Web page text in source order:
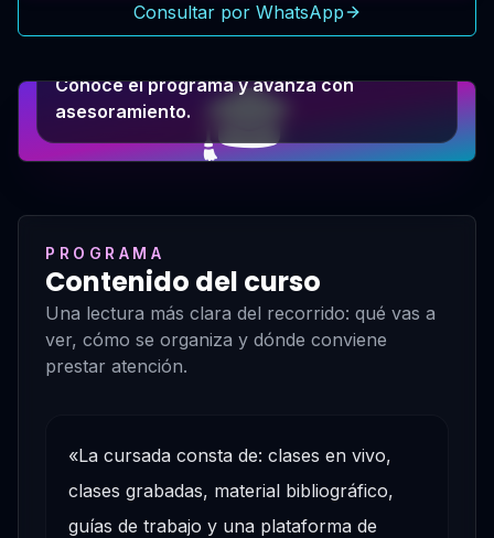
Consultar por WhatsApp
🎓
Conocé el programa y avanzá con
asesoramiento.
PROGRAMA
Contenido del curso
Una lectura más clara del recorrido: qué vas a
ver, cómo se organiza y dónde conviene
prestar atención.
«La cursada consta de: clases en vivo,
clases grabadas, material bibliográfico,
guías de trabajo y una plataforma de